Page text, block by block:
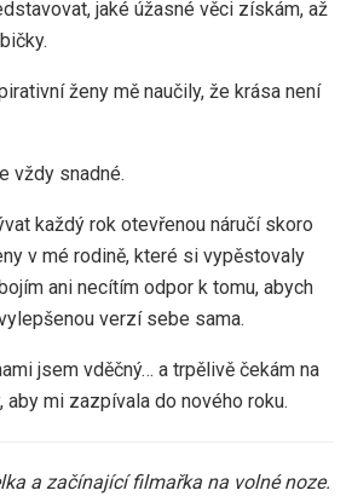
jaké úžasné věci získám, až
ženy mě naučily, že krása není
vždy snadné.
každý rok otevřenou náručí skoro
v mé rodině, které si vypěstovaly
ani necítím odpor k tomu, abych
verzí sebe sama.
jsem vděčný… a trpělivě čekám na
mi zazpívala do nového roku.
a začínající filmařka na volné noze.